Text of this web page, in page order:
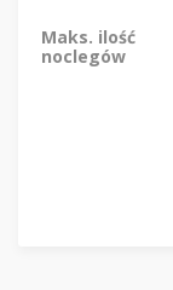
Maks. ilość
noclegów